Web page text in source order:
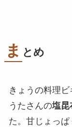
ま とめ
きょうの料理
うたさんの塩昆
た。甘じょっ